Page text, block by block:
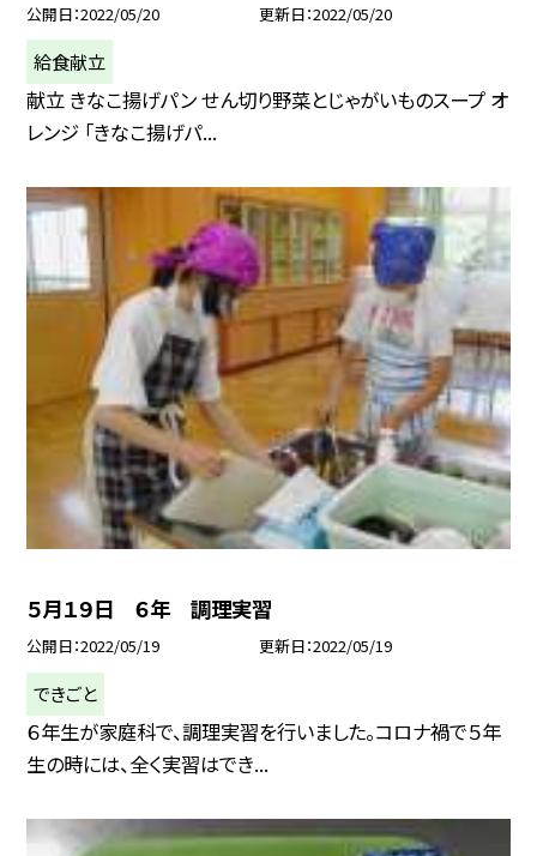
公開日 2022/05/20 更新日 2022/05/20
給食献立
献立 きなこ揚げパン せん切り野菜とじゃがいものスープ オ
レンジ 「きなこ揚げパ...
５月１９日 ６年 調理実習
公開日 2022/05/19 更新日 2022/05/19
できごと
６年生が家庭科で、調理実習を行いました。コロナ禍で５年
生の時には、全く実習はでき...